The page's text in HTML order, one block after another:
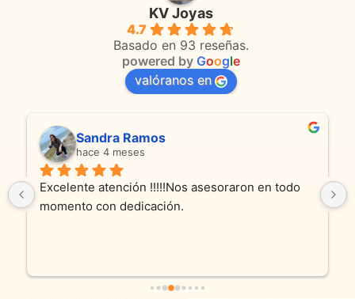
KV Joyas
4.7
Basado en 93 reseñas.
powered by Google
valóranos en
Sandra Ramos
hace 4 meses
Excelente atención !!!!!Nos asesoraron en todo
momento con dedicación.